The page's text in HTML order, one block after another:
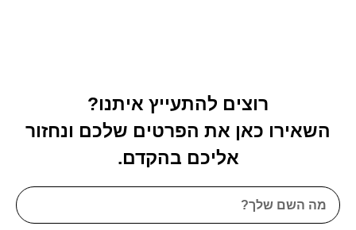
רוצים להתעייץ איתנו?
השאירו כאן את הפרטים שלכם ונחזור
אליכם בהקדם.